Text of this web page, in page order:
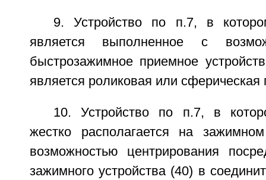
9. Устройство по п.7, в
является выполненное с
быстрозажимное приемное
является роликовая или сферическая
10. Устройство по п.7, в
жестко располагается на
возможностью центрирования
зажимного устройства (40) в